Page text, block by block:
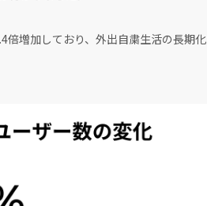
倍増加しており、外出自粛生活の長期化